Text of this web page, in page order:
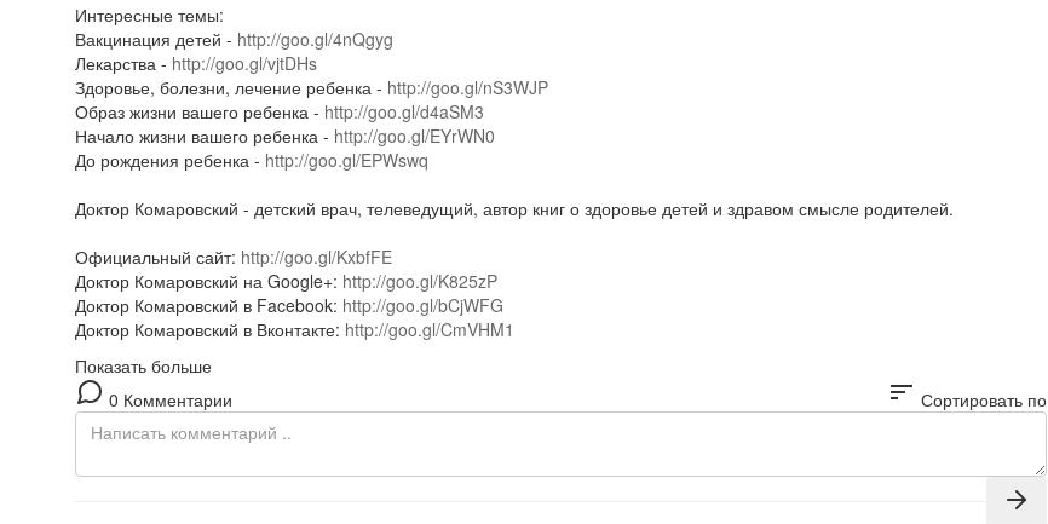
Интересные темы:
Вакцинация детей - http://goo.gl/4nQgyg
Лекарства - http://goo.gl/vjtDHs
Здоровье, болезни, лечение ребенка - http://goo.gl/nS3WJP
Образ жизни вашего ребенка - http://goo.gl/d4aSM3
Начало жизни вашего ребенка - http://goo.gl/EYrWN0
До рождения ребенка - http://goo.gl/EPWswq
Доктор Комаровский - детский врач, телеведущий, автор книг о здоровье детей и здравом смысле родителей.
Официальный сайт: http://goo.gl/KxbfFE
Доктор Комаровский на Google+: http://goo.gl/K825zP
Доктор Комаровский в Facebook: http://goo.gl/bCjWFG
Доктор Комаровский в Вконтакте: http://goo.gl/CmVHM1
Показать больше
0 Комментарии
sort Сортировать по